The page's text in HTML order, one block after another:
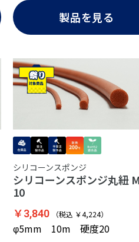
製品を見る
シリコーンスポンジ
シリコーンスポンジ丸紐
10
￥3,840 （税込 ￥4,224）
φ5mm 10m 硬度20